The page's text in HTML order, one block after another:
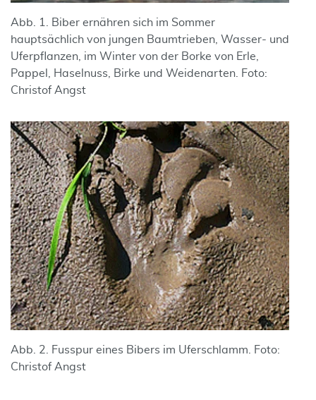
Abb. 1. Biber ernähren sich im Sommer
hauptsächlich von jungen Baumtrieben, Wasser- und
Uferpflanzen, im Winter von der Borke von Erle,
Pappel, Haselnuss, Birke und Weidenarten. Foto:
Christof Angst
Abb. 2. Fusspur eines Bibers im Uferschlamm. Foto:
Christof Angst